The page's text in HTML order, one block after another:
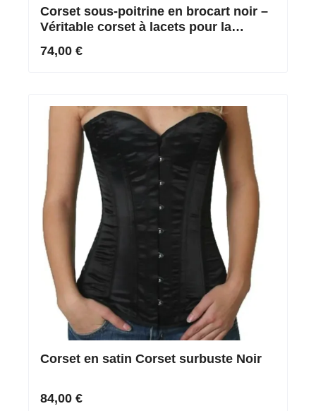
Corset sous-poitrine en brocart noir –
Véritable corset à lacets pour la
74,00 €
Corset en satin Corset surbuste Noir
84,00 €